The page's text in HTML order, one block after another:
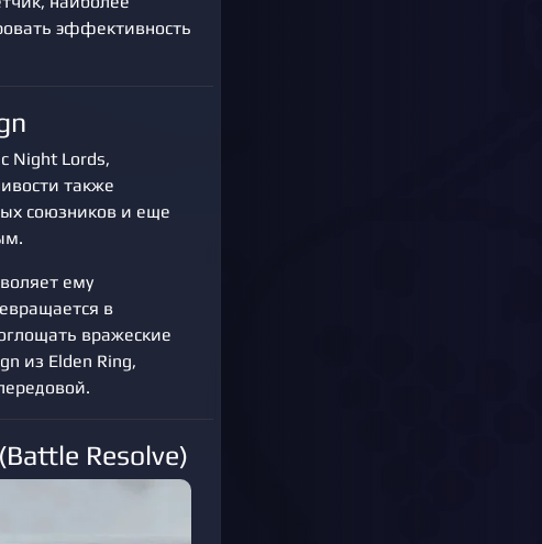
эффективность
Night Lords,
также
союзников и еще
ему
в
вражеские
из Elden Ring,
Resolve)